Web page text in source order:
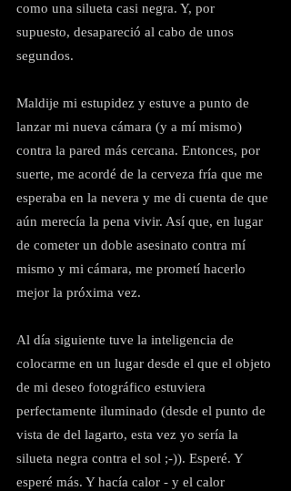
como una silueta casi negra. Y, por
supuesto, desapareció al cabo de unos
segundos.
Maldije mi estupidez y estuve a punto de
lanzar mi nueva cámara (y a mí mismo)
contra la pared más cercana. Entonces, por
suerte, me acordé de la cerveza fría que me
esperaba en la nevera y me di cuenta de que
aún merecía la pena vivir. Así que, en lugar
de cometer un doble asesinato contra mí
mismo y mi cámara, me prometí hacerlo
mejor la próxima vez.
Al día siguiente tuve la inteligencia de
colocarme en un lugar desde el que el objeto
de mi deseo fotográfico estuviera
perfectamente iluminado (desde el punto de
vista de del lagarto, esta vez yo sería la
silueta negra contra el sol ;-)). Esperé. Y
esperé más. Y hacía calor - y el calor